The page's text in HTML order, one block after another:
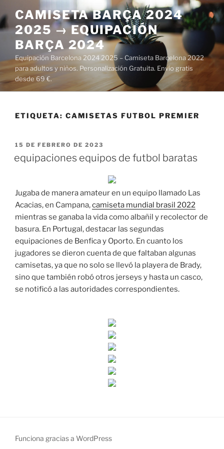
al
contenido
CAMISETA BARÇA 2024
2025 → EQUIPACIÓN
BARÇA 2024
Equipación Barcelona 2024 2025 – Camiseta Barcelona 2022
para adultos y niños. Personalización Gratuita. Envío gratis
desde 69 €.
ETIQUETA: CAMISETAS FUTBOL PREMIER
PUBLICADO
15 DE FEBRERO DE 2023
equipaciones equipos de futbol baratas
Jugaba de manera amateur en un equipo llamado Las
Acacias, en Campana,camiseta mundial brasil 2022
mientras se ganaba la vida como albañil y recolector de
basura. En Portugal, destacar las segundas
equipaciones de Benfica y Oporto. En cuanto los
jugadores se dieron cuenta de que faltaban algunas
camisetas, ya que no solo se llevó la playera de Brady,
sino que también robó otros jerseys y hasta un casco,
se notificó a las autoridades correspondientes.
Funciona gracias a WordPress